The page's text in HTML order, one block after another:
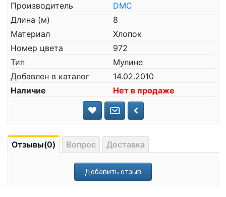
Производитель
DMC
Длина (м)
8
Материал
Хлопок
Номер цвета
972
Тип
Мулине
Добавлен в каталог
14.02.2010
Наличие
Нет в продаже
Отзывы(0) Вопрос Доставка
Добавить отзыв